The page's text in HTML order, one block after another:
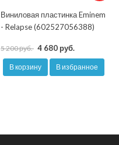
Виниловая пластинка Eminem
- Relapse (602527056388)
5 200 руб. 4 680 руб.
В корзину В избранное